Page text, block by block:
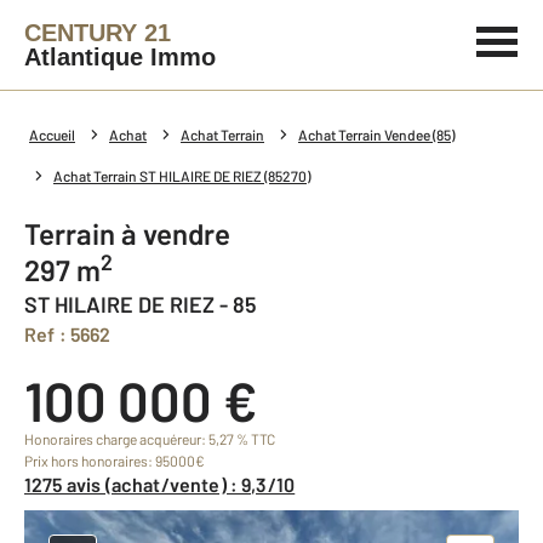
CENTURY 21
Atlantique Immo
Accueil Achat Achat Terrain Achat Terrain Vendee (85)
Achat Terrain ST HILAIRE DE RIEZ (85270)
Terrain à vendre
297 m2
ST HILAIRE DE RIEZ - 85
Ref : 5662
100 000 €
Honoraires charge acquéreur: 5,27 % TTC
Prix hors honoraires: 95000€
1275 avis (achat/vente) : 9,3/10